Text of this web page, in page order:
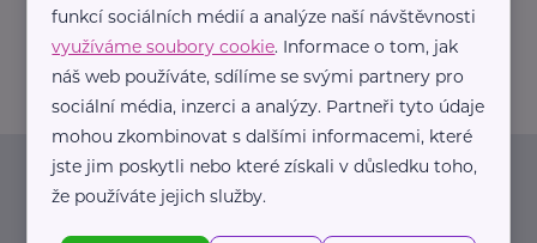
info@zdravotnicke-potreby.cz
Newsletter
funkcí sociálních médií a analýze naší návštěvnosti
využíváme soubory cookie. Informace o tom, jak
náš web používáte, sdílíme se svými partnery pro
sociální média, inzerci a analýzy. Partneři tyto údaje
mohou zkombinovat s dalšími informacemi, které
jste jim poskytli nebo které získali v důsledku toho,
že používáte jejich služby.